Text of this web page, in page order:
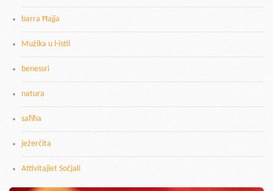
barra Ħajja
Mużika u l-istil
benessri
natura
saħħa
jeżerċita
Attivitajiet Soċjali